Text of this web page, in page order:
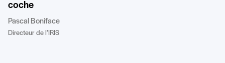
coche
Pascal Boniface
Directeur de l’IRIS